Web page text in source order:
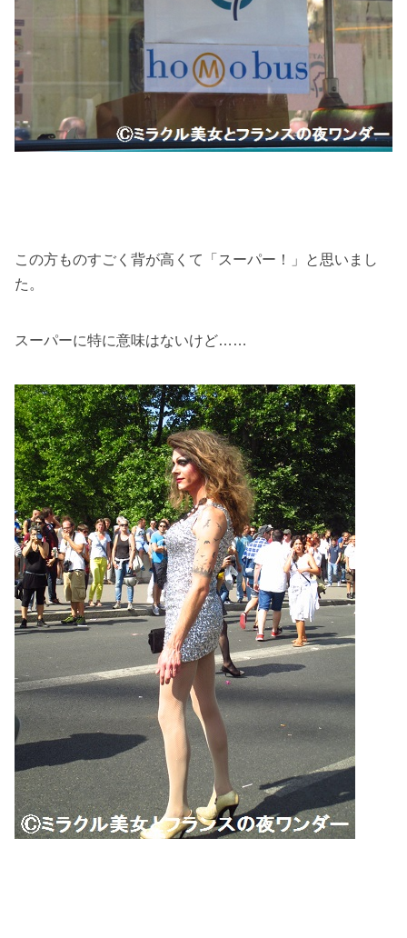
この方ものすごく背が高くて「スーパー！」と思いまし
た。
スーパーに特に意味はないけど……